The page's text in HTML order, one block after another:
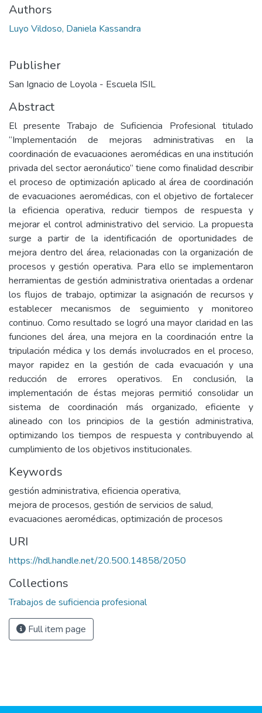
Authors
Luyo Vildoso, Daniela Kassandra
Publisher
San Ignacio de Loyola - Escuela ISIL
Abstract
El presente Trabajo de Suficiencia Profesional titulado
“Implementación de mejoras administrativas en la
coordinación de evacuaciones aeromédicas en una institución
privada del sector aeronáutico” tiene como finalidad describir
el proceso de optimización aplicado al área de coordinación
de evacuaciones aeromédicas, con el objetivo de fortalecer
la eficiencia operativa, reducir tiempos de respuesta y
mejorar el control administrativo del servicio. La propuesta
surge a partir de la identificación de oportunidades de
mejora dentro del área, relacionadas con la organización de
procesos y gestión operativa. Para ello se implementaron
herramientas de gestión administrativa orientadas a ordenar
los flujos de trabajo, optimizar la asignación de recursos y
establecer mecanismos de seguimiento y monitoreo
continuo. Como resultado se logró una mayor claridad en las
funciones del área, una mejora en la coordinación entre la
tripulación médica y los demás involucrados en el proceso,
mayor rapidez en la gestión de cada evacuación y una
reducción de errores operativos. En conclusión, la
implementación de éstas mejoras permitió consolidar un
sistema de coordinación más organizado, eficiente y
alineado con los principios de la gestión administrativa,
optimizando los tiempos de respuesta y contribuyendo al
cumplimiento de los objetivos institucionales.
Keywords
gestión administrativa, eficiencia operativa,
mejora de procesos, gestión de servicios de salud,
evacuaciones aeromédicas, optimización de procesos
URI
https://hdl.handle.net/20.500.14858/2050
Collections
Trabajos de suficiencia profesional
Full item page